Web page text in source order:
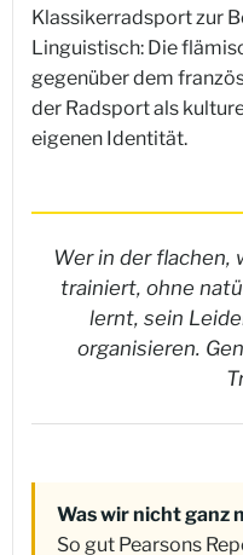
Klassikerradsport zur
Linguistisch: Die
gegenüber dem
der Radsport als
eigenen Identität.
Wer in der flachen,
trainiert, ohne
lernt, sein
organisieren.
Was wir nicht ganz
So gut Pearsons